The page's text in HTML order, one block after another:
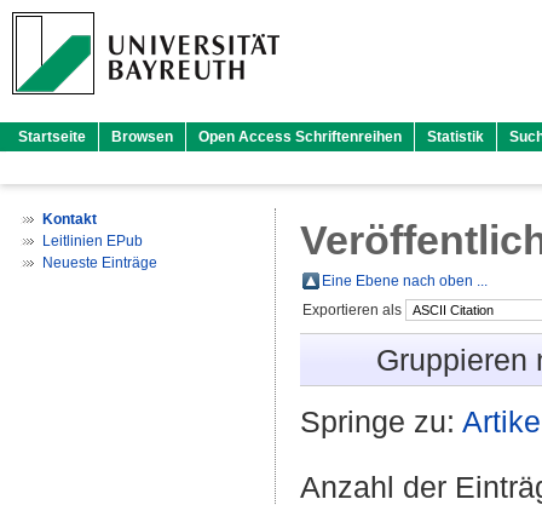
Startseite Browsen Open Access Schriftenreihen Statistik
Kontakt
Leitlinien EPub
Neueste Einträge
Eine Ebene nach oben ...
Exportieren als
Gruppieren
Springe zu:
Anzahl der